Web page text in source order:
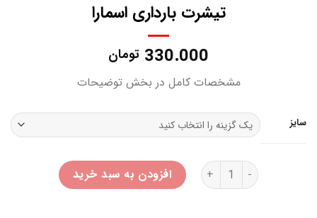
تیشرت بارداری اسمارا
330.000 تومان
مشخصات کامل در بخش توضیحات
سایز
تیشرت بارداری اسمارا عددافزودن به سبد خرید